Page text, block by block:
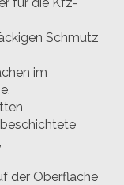
Schmutz
im
der Oberfläche